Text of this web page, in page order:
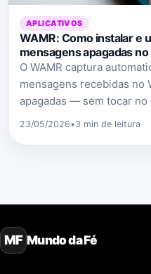
APLICATIVOS
WAMR: Como instalar e
mensagens apagadas
O WAMR captura
mensagens recebidas no
apagadas — sem tocar no
23/05/2026•3 min de leitura
MF Mundo da Fé